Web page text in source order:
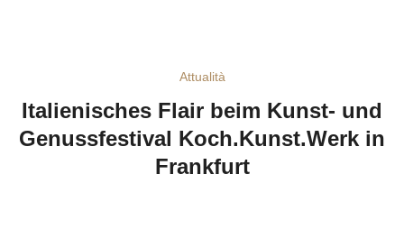
Attualità
Italienisches Flair beim Kunst- und
Genussfestival Koch.Kunst.Werk in
Frankfurt